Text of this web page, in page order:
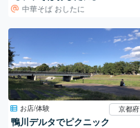
中華そば おしたに
お店/体験 京都府
鴨川デルタでピクニック